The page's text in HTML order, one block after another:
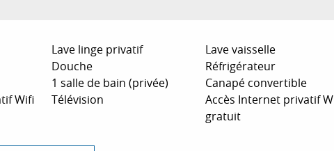
Lave linge privatif
Lave vaisselle
Douche
Réfrigérateur
1 salle de bain (privée)
Canapé convertible
Wifi
Télévision
Accès Internet privatif
gratuit